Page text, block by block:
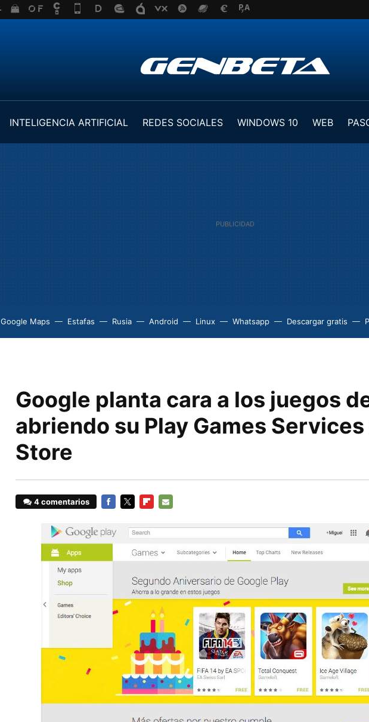
INTELIGENCIA ARTIFICIAL REDES SOCIALES WINDOWS 10 WEB
Google Maps Estafas Rusia Android Linux Whatsapp Descargar gratis
Google planta cara a los juegos
abriendo su Play Games Services
Store
4 comentarios
MAIL